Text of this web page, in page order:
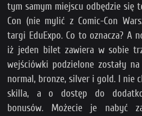
tym samym miejscu odbędzie się
Con (nie mylić z Comic-Con
targi EduExpo. Co to oznacza? A
iż jeden bilet zawiera w sobie
wejściówki podzielone zostały
normal, bronze, silver i gold. I nie
skilla, a o dostęp do
bonusów. Możecie je nabyć